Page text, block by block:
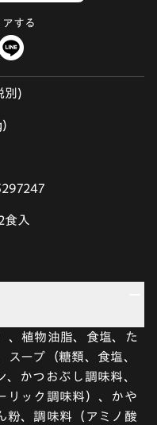
する
別)
食入
、植物油脂、食塩、た
ープ（糖類、食塩、
かつおぶし調味料、
リック調味料）、かや
粉、調味料（アミノ酸